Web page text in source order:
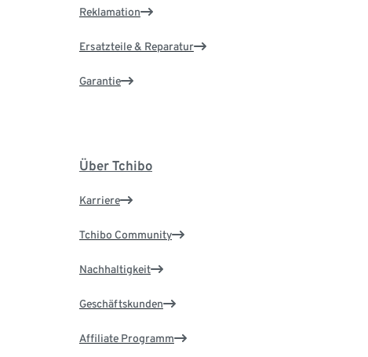
Reklamation
Ersatzteile & Reparatur
Garantie
Über Tchibo
Karriere
Tchibo Community
Nachhaltigkeit
Geschäftskunden
Affiliate Programm